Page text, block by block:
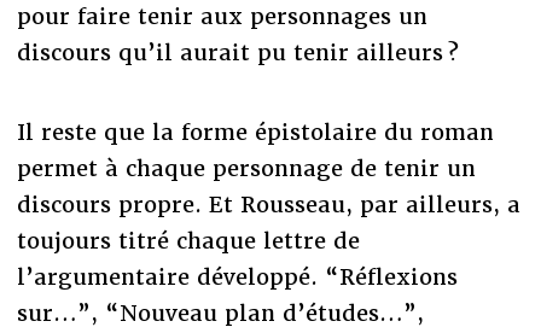
pour faire tenir aux personnages un
discours qu’il aurait pu tenir ailleurs ?
Il reste que la forme épistolaire du roman
permet à chaque personnage de tenir un
discours propre. Et Rousseau, par ailleurs, a
toujours titré chaque lettre de
l’argumentaire développé. “Réflexions
sur…”, “Nouveau plan d’études…”,